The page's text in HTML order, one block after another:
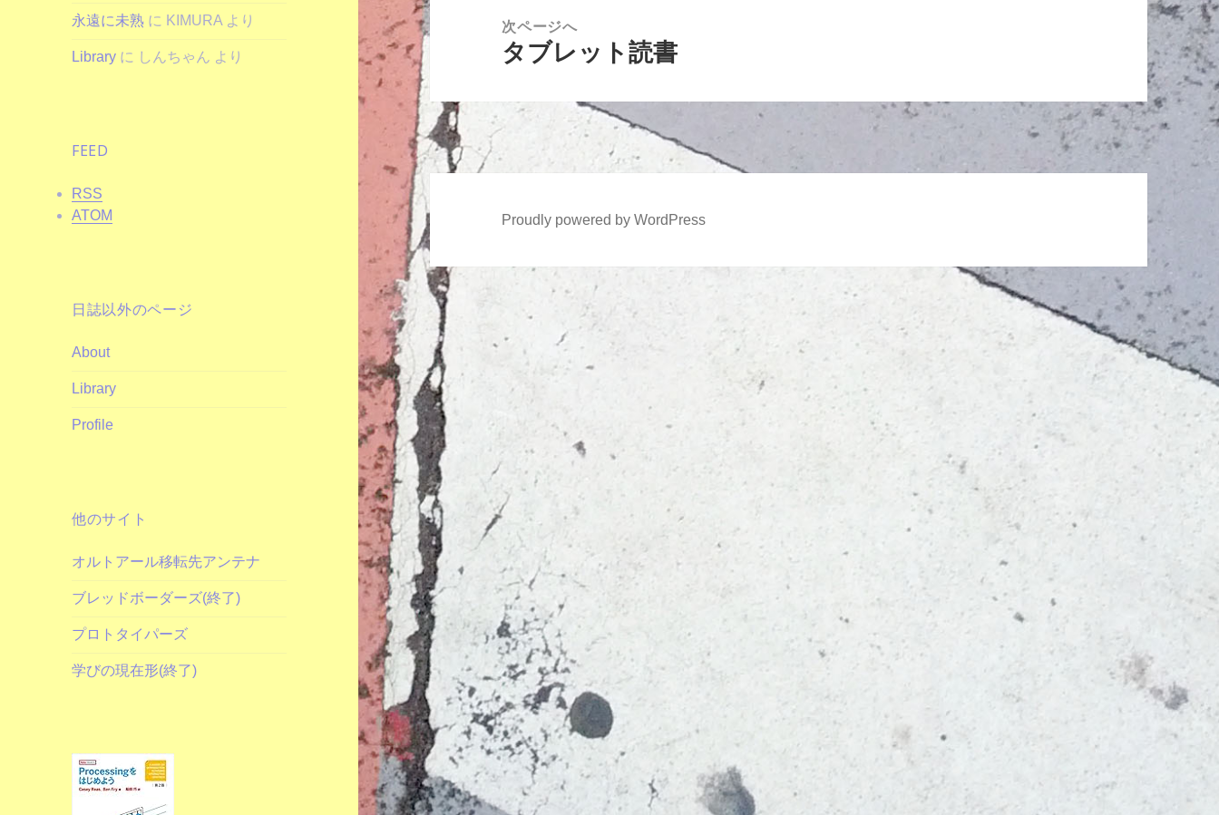
永遠に未熟 に KIMURA より
Library に しんちゃん より
FEED
RSS
ATOM
日誌以外のページ
About
Library
Profile
他のサイト
オルトアール移転先アンテナ
ブレッドボーダーズ(終了)
プロトタイパーズ
学びの現在形(終了)
ー
シ
次ページへ
次
投
稿:
タブレット読書
Proudly powered by WordPress